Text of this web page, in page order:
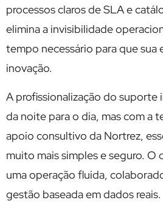
processos claros de SLA e
elimina a invisibilidade
tempo necessário para que
inovação.
A profissionalização do
da noite para o dia, mas com a
apoio consultivo da Nortrez,
muito mais simples e seguro. O
uma operação fluida,
gestão baseada em dados reais.